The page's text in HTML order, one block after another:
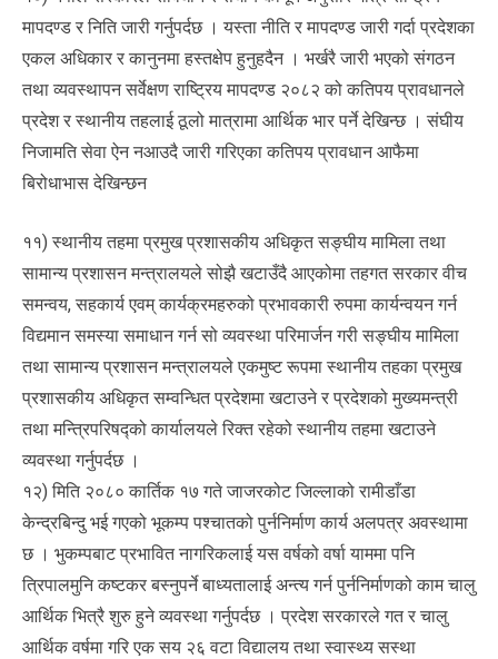
मापदण्ड र निति जारी गर्नुपर्दछ । यस्ता नीति र मापदण्ड जारी गर्दा प्रदेशका
एकल अधिकार र कानुनमा हस्तक्षेप हुनुहदैन । भर्खरै जारी भएको संगठन
तथा व्यवस्थापन सर्वेक्षण राष्ट्रिय मापदण्ड २०८२ को कतिपय प्रावधानले
प्रदेश र स्थानीय तहलाई ठूलो मात्रामा आर्थिक भार पर्ने देखिन्छ । संघीय
निजामति सेवा ऐन नआउदै जारी गरिएका कतिपय प्रावधान आफैमा
बिरोधाभास देखिन्छन
११) स्थानीय तहमा प्रमुख प्रशासकीय अधिकृत सङ्घीय मामिला तथा
सामान्य प्रशासन मन्त्रालयले सोझै खटाउँदै आएकोमा तहगत सरकार वीच
समन्वय, सहकार्य एवम् कार्यक्रमहरुको प्रभावकारी रुपमा कार्यन्वयन गर्न
विद्यमान समस्या समाधान गर्न सो व्यवस्था परिमार्जन गरी सङ्घीय मामिला
तथा सामान्य प्रशासन मन्त्रालयले एकमुष्ट रूपमा स्थानीय तहका प्रमुख
प्रशासकीय अधिकृत सम्वन्धित प्रदेशमा खटाउने र प्रदेशको मुख्यमन्त्री
तथा मन्त्रिपरिषद्को कार्यालयले रिक्त रहेको स्थानीय तहमा खटाउने
व्यवस्था गर्नुपर्दछ ।
१२) मिति २०८० कार्तिक १७ गते जाजरकोट जिल्लाको रामीडाँडा
केन्द्रबिन्दु भई गएको भूकम्प पश्चातको पुर्ननिर्माण कार्य अलपत्र अवस्थामा
छ । भुकम्पबाट प्रभावित नागरिकलाई यस वर्षको वर्षा याममा पनि
त्रिपालमुनि कष्टकर बस्नुपर्ने बाध्यतालाई अन्त्य गर्न पुर्ननिर्माणको काम चालु
आर्थिक भित्रै शुरु हुने व्यवस्था गर्नुपर्दछ । प्रदेश सरकारले गत र चालु
आर्थिक वर्षमा गरि एक सय २६ वटा विद्यालय तथा स्वास्थ्य सस्था